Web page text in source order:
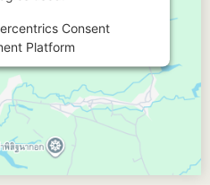
Consent
Platform